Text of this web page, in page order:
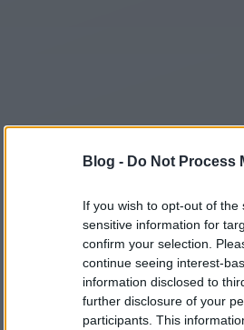
Blog - Do Not Process
If you wish to opt-out of
sensitive information for
confirm your selection.
continue seeing interest-
information disclosed to
further disclosure of your
participants. This